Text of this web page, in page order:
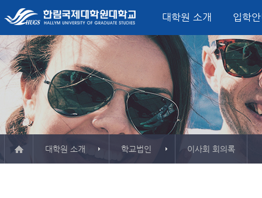
대학원 소개
미션, 비전, 핵심가치 총장 인사말 연혁
입학
입학모집요강
석사학위과정
FAQ
정치외교학과
외교안보전공
한국연구전공
융합서비스경
컨벤션전시이벤트
관광외식경영전공
ESG·탄소경영전공
Major in Global
Track)
글로벌정치‧한국연구소
소개 & 주요활동
자료실
서비스산업정책연구소
소개 & 주요활동
자료실
산학협력단 평생교육원
게시판
학사일정 학사안내
대학원 소식 학사정보시스템 시설
강의
사용
대학원 소개 학교법인 이사회 회의록